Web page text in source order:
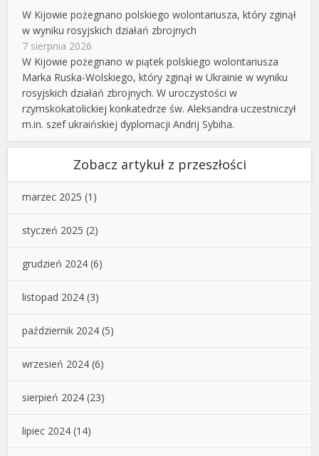
W Kijowie pożegnano polskiego wolontariusza, który zginął
w wyniku rosyjskich działań zbrojnych
7 sierpnia 2026
W Kijowie pożegnano w piątek polskiego wolontariusza
Marka Ruska-Wolskiego, który zginął w Ukrainie w wyniku
rosyjskich działań zbrojnych. W uroczystości w
rzymskokatolickiej konkatedrze św. Aleksandra uczestniczył
m.in. szef ukraińskiej dyplomacji Andrij Sybiha.
Zobacz artykuł z przeszłości
marzec 2025 (1)
styczeń 2025 (2)
grudzień 2024 (6)
listopad 2024 (3)
październik 2024 (5)
wrzesień 2024 (6)
sierpień 2024 (23)
lipiec 2024 (14)